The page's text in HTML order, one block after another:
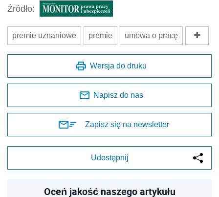
Źródło:
premie uznaniowe premie umowa o pracę
Wersja do druku
Napisz do nas
Zapisz się na newsletter
Udostępnij
Oceń jakość naszego artykułu